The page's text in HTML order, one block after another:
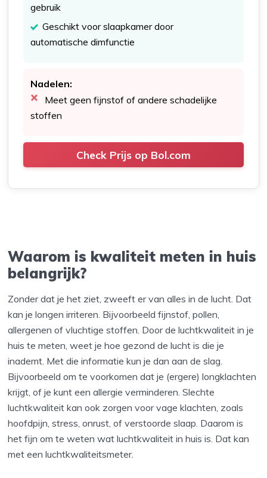
gebruik
Geschikt voor slaapkamer door
automatische dimfunctie
Nadelen:
Meet geen fijnstof of andere schadelijke
stoffen
Check Prijs op Bol.com
Waarom is kwaliteit meten in huis
belangrijk?
Zonder dat je het ziet, zweeft er van alles in de lucht. Dat
kan je longen irriteren. Bijvoorbeeld fijnstof, pollen,
allergenen of vluchtige stoffen. Door de luchtkwaliteit in je
huis te meten, weet je hoe gezond de lucht is die je
inademt. Met die informatie kun je dan aan de slag.
Bijvoorbeeld om te voorkomen dat je (ergere) longklachten
krijgt, of je kunt een allergie verminderen. Slechte
luchtkwaliteit kan ook zorgen voor vage klachten, zoals
hoofdpijn, stress, onrust, of verstoorde slaap. Daarom is
het fijn om te weten wat luchtkwaliteit in huis is. Dat kan
met een luchtkwaliteitsmeter.